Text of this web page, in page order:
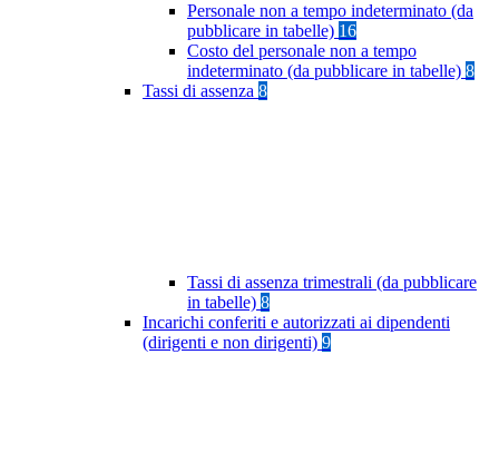
Personale non a tempo indeterminato (da
pubblicare in tabelle) 16
Costo del personale non a tempo
indeterminato (da pubblicare in tabelle) 8
Tassi di assenza 8
Tassi di assenza trimestrali (da pubblicare
in tabelle) 8
Incarichi conferiti e autorizzati ai dipendenti
(dirigenti e non dirigenti) 9